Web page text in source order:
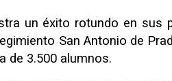
un éxito rotundo en sus
San Antonio de
de 3.500 alumnos.